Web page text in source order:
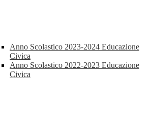
Anno Scolastico 2023-2024 Educazione
Civica
Anno Scolastico 2022-2023 Educazione
Civica